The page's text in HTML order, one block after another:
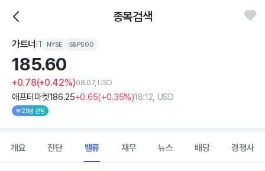
종목검색
가트너 IT NYSE S&P500
185.60
+0.78(+0.42%)08.07, USD
애프터마켓186.25+0.65(+0.35%)18:12, USD
29명 관심
개요 진단 밸류 재무 뉴스 배당 경쟁사